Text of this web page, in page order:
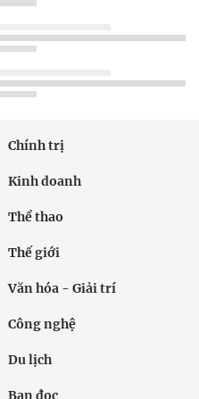
Chính trị
Kinh doanh
Thể thao
Thế giới
Văn hóa - Giải trí
Công nghệ
Du lịch
Bạn đọc